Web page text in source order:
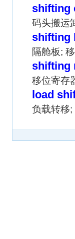
shifting
码头搬运
shifting
隔舱板;
shifting
移位寄存
load
负载转移;